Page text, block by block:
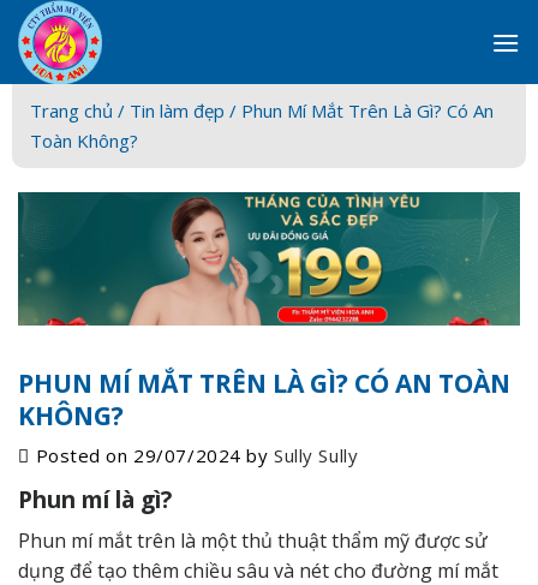
Skip
to
content
Trang chủ / Tin làm đẹp / Phun Mí Mắt Trên Là Gì? Có An
Toàn Không?
PHUN MÍ MẮT TRÊN LÀ GÌ? CÓ AN TOÀN
KHÔNG?
Posted on 29/07/2024 bySully Sully
Phun mí là gì?
Phun mí mắt trên là một thủ thuật thẩm mỹ được sử
dụng để tạo thêm chiều sâu và nét cho đường mí mắt